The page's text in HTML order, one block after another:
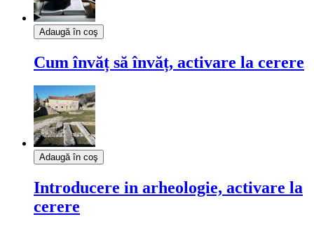
Adaugă în coş
Cum învăț să învăț, activare la cerere
Adaugă în coş
Introducere in arheologie, activare la
cerere